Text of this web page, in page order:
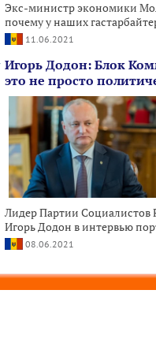
Экс-министр экономики
почему у наших
11.06.2021
Игорь Додон: Блок
это не просто
Лидер Партии
Игорь Додон в интервью
08.06.2021